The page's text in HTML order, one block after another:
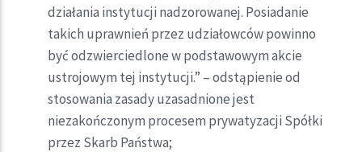
działania instytucji nadzorowanej. Posiadanie
takich uprawnień przez udziałowców powinno
być odzwierciedlone w podstawowym akcie
ustrojowym tej instytucji.” – odstąpienie od
stosowania zasady uzasadnione jest
niezakończonym procesem prywatyzacji Spółki
przez Skarb Państwa;